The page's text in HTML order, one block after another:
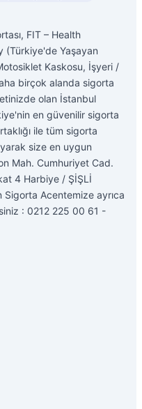
FIT – Health
(Türkiye'de Yaşayan
Kaskosu, İşyeri /
birçok alanda sigorta
olan İstanbul
en güvenilir sigorta
ile tüm sigorta
size en uygun
Mah. Cumhuriyet Cad.
4 Harbiye / ŞİŞLİ
Acentemize ayrıca
: 0212 225 00 61 -